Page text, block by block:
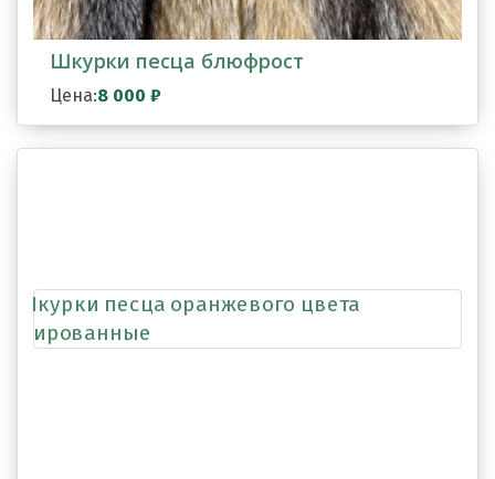
Шкурки песца блюфрост
Цена:8 000 ₽